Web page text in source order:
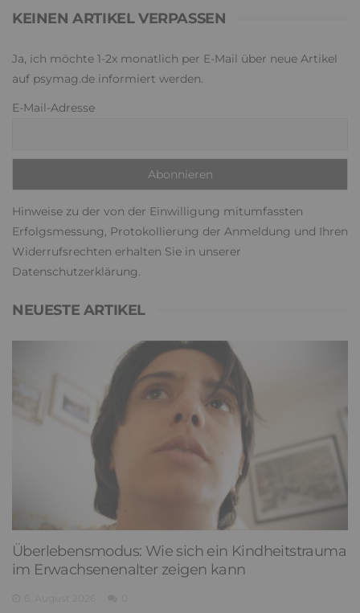
KEINEN ARTIKEL VERPASSEN
Ja, ich möchte 1-2x monatlich per E-Mail über neue Artikel
auf psymag.de informiert werden.
E-Mail-Adresse
Hinweise zu der von der Einwilligung mitumfassten
Erfolgsmessung, Protokollierung der Anmeldung und Ihren
Widerrufsrechten erhalten Sie in unserer
Datenschutzerklärung.
NEUESTE ARTIKEL
Überlebensmodus: Wie sich ein Kindheitstrauma
im Erwachsenenalter zeigen kann